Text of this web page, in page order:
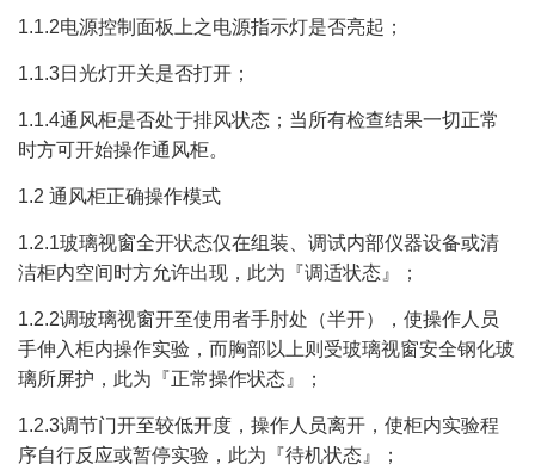
1.1.2电源控制面板上之电源指示灯是否亮起；
1.1.3日光灯开关是否打开；
1.1.4通风柜是否处于排风状态；当所有检查结果一切正常
时方可开始操作通风柜。
1.2 通风柜正确操作模式
1.2.1玻璃视窗全开状态仅在组装、调试内部仪器设备或清
洁柜内空间时方允许出现，此为『调适状态』；
1.2.2调玻璃视窗开至使用者手肘处（半开），使操作人员
手伸入柜内操作实验，而胸部以上则受玻璃视窗安全钢化玻
璃所屏护，此为『正常操作状态』；
1.2.3调节门开至较低开度，操作人员离开，使柜内实验程
序自行反应或暂停实验，此为『待机状态』；